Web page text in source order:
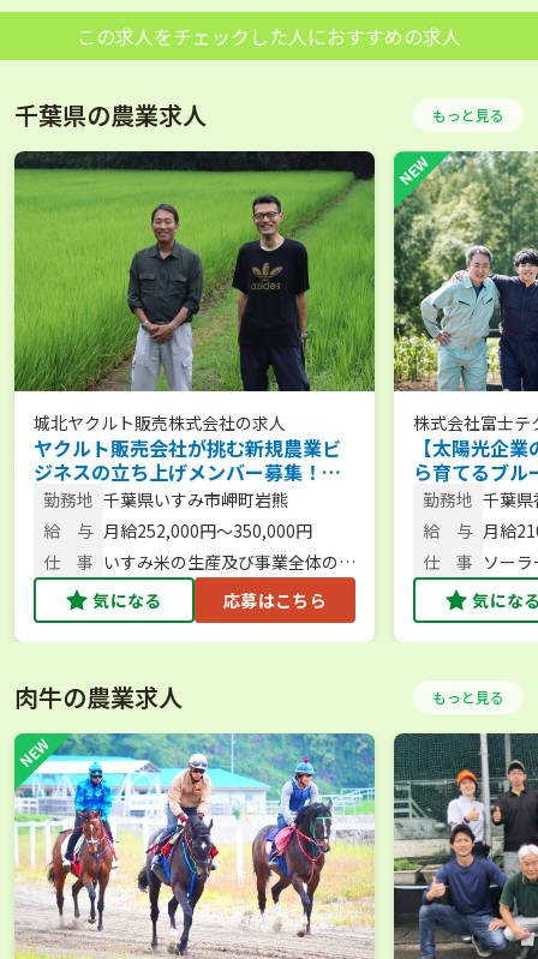
この求人をチェックした人におすすめの求人
千葉県の農業求人 もっと見る
城北ヤクルト販売株式会社の求人
ヤクルト販売会社が挑む新規農業ビ
ジネスの立ち上げメンバー募集！
【月給25〜35万／賞与年2回あり／
農業未経験OK】
勤務地 千葉県いすみ市岬町岩熊
給 与 月給252,000円～350,000円
仕 事 いすみ米の生産及び事業全体のマ
ネジメント
気になる 応募はこちら
株式会社富士テ
ション
【太陽光企
ら育てるブル
の栽培／将
休2日制／UI
勤務地 千葉
給 与 月給
仕 事 ソー
培業
気にな
肉牛の農業求人 もっと見る